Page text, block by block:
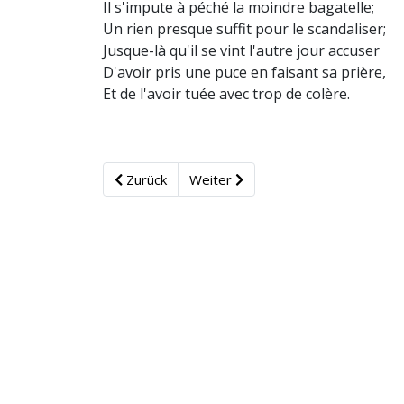
Il s'impute à péché la moindre bagatelle;
Un rien presque suffit pour le scandaliser;
Jusque-là qu'il se vint l'autre jour accuser
D'avoir pris une puce en faisant sa prière,
Et de l'avoir tuée avec trop de colère.
Zurück Weiter